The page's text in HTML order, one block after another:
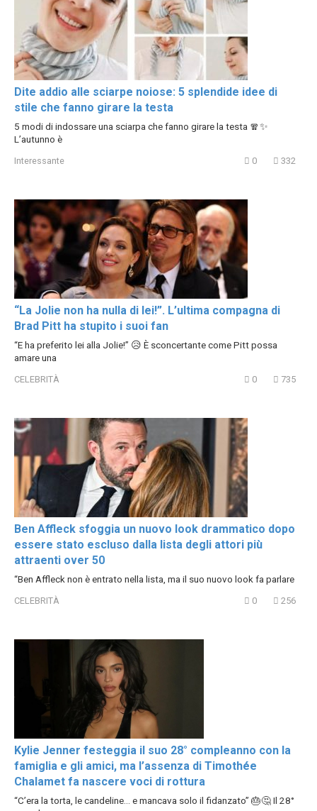
Dite addio alle sciarpe noiose: 5 splendide idee di
stile che fanno girare la testa
5 modi di indossare una sciarpa che fanno girare la testa 🧣✨
L’autunno è
Interessante 0 332
“La Jolie non ha nulla di lei!”. L’ultima compagna di
Brad Pitt ha stupito i suoi fan
“E ha preferito lei alla Jolie!” 😥 È sconcertante come Pitt possa
amare una
CELEBRITÀ 0 735
Ben Affleck sfoggia un nuovo look drammatico dopo
essere stato escluso dalla lista degli attori più
attraenti over 50
“Ben Affleck non è entrato nella lista, ma il suo nuovo look fa parlare
CELEBRITÀ 0 256
Kylie Jenner festeggia il suo 28° compleanno con la
famiglia e gli amici, ma l’assenza di Timothée
Chalamet fa nascere voci di rottura
“C’era la torta, le candeline… e mancava solo il fidanzato” 🎂🤔 Il 28°